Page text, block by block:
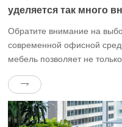
уделяется так много
Обратите внимание на
современной офисной
мебель позволяет не
атмосферу.Однако
мебели непросто, и
факторов.В этой статье